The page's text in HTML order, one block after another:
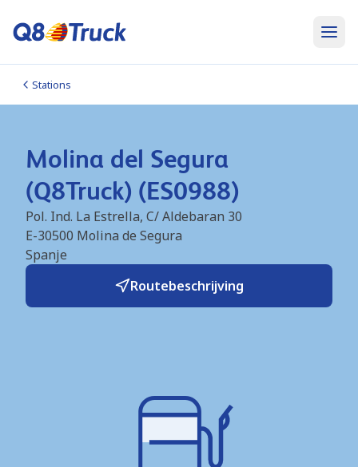
Stations
Molina del Segura
(Q8Truck) (ES0988)
Pol. Ind. La Estrella, C/ Aldebaran 30
E-30500 Molina de Segura
Spanje
Routebeschrijving